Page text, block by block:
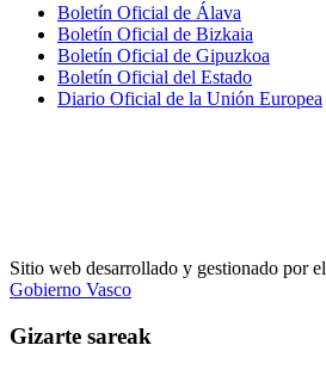
Boletín Oficial de Álava
Boletín Oficial de Bizkaia
Boletín Oficial de Gipuzkoa
Boletín Oficial del Estado
Diario Oficial de la Unión Europea
Sitio web desarrollado y gestionado por el
Gobierno Vasco
Gizarte sareak